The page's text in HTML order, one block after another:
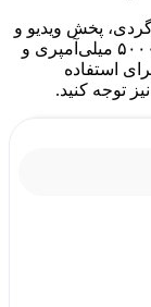
پخش ویدیو و
شبکه‌های اجتماعی است، گوشی‌هایی با باتری ۵۰۰۰ میلی‌آمپری و
استفاده
توجه کنید.